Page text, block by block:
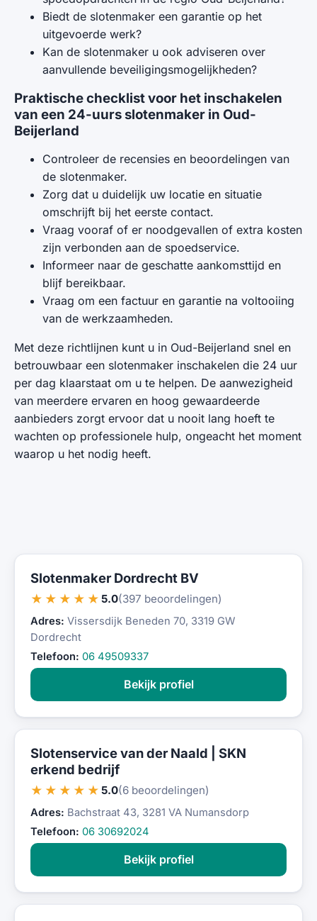
Biedt de slotenmaker een garantie op het
uitgevoerde werk?
Kan de slotenmaker u ook adviseren over
aanvullende beveiligingsmogelijkheden?
Praktische checklist voor het inschakelen
van een 24-uurs slotenmaker in Oud-
Beijerland
Controleer de recensies en beoordelingen van
de slotenmaker.
Zorg dat u duidelijk uw locatie en situatie
omschrijft bij het eerste contact.
Vraag vooraf of er noodgevallen of extra kosten
zijn verbonden aan de spoedservice.
Informeer naar de geschatte aankomsttijd en
blijf bereikbaar.
Vraag om een factuur en garantie na voltooiing
van de werkzaamheden.
Met deze richtlijnen kunt u in Oud-Beijerland snel en
betrouwbaar een slotenmaker inschakelen die 24 uur
per dag klaarstaat om u te helpen. De aanwezigheid
van meerdere ervaren en hoog gewaardeerde
aanbieders zorgt ervoor dat u nooit lang hoeft te
wachten op professionele hulp, ongeacht het moment
waarop u het nodig heeft.
Slotenmaker Dordrecht BV
★★★★★ 5.0(397 beoordelingen)
Adres: Vissersdijk Beneden 70, 3319 GW
Dordrecht
Telefoon: 06 49509337
Bekijk profiel
Slotenservice van der Naald | SKN
erkend bedrijf
★★★★★ 5.0(6 beoordelingen)
Adres: Bachstraat 43, 3281 VA Numansdorp
Telefoon: 06 30692024
Bekijk profiel